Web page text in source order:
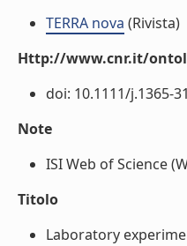
TERRA nova (Rivista)
Http://www.cnr.it/
doi: 10.1111/j.1365-
Note
ISI Web of Science
Titolo
Laboratory